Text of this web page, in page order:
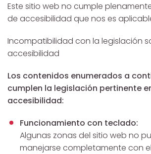
Este sitio web no cumple
de accesibilidad que nos es
Incompatibilidad con la legislación
accesibilidad
Los contenidos enumerados a
cumplen la legislación pertinente
accesibilidad:
Funcionamiento con teclado:
Algunas zonas del sitio web no
manejarse completamente con